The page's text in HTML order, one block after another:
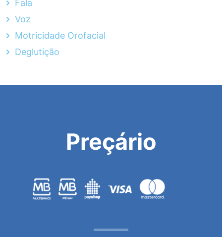
Fala
Voz
Motricidade Orofacial
Deglutição
Preçário